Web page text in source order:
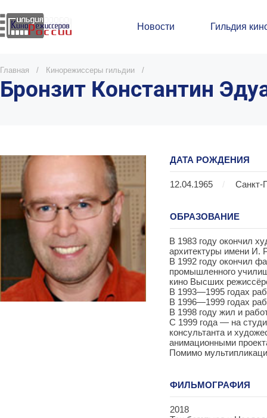
Новости Гильдия
Главная / Кинорежиссеры гильдии /
Бронзит Константин
ДАТА РОЖДЕНИЯ
12.04.1965 / Санкт-
ОБРАЗОВАНИЕ
В 1983 году окончил
архитектуры имени И.
В 1992 году окончил
промышленного
кино Высших
В 1993—1995 годах
В 1996—1999 годах
В 1998 году жил и
С 1999 года — на
консультанта и
анимационными
Помимо
ФИЛЬМОГРАФИЯ
2018